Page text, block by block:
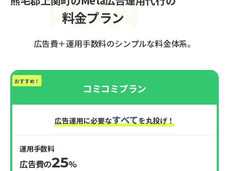
料金プラン
広告費＋運用手数料のシンプルな料金体系。
おすすめ！
コミコミプラン
広告運用に必要なすべてを丸投げ！
運用手数料
広告費の25%